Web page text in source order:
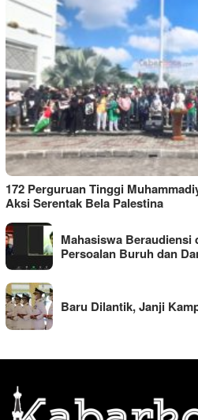
172 Perguruan Tinggi
Aksi Serentak Bela Palestina
Mahasiswa Beraudiensi
Persoalan Buruh dan
Baru Dilantik, Janji